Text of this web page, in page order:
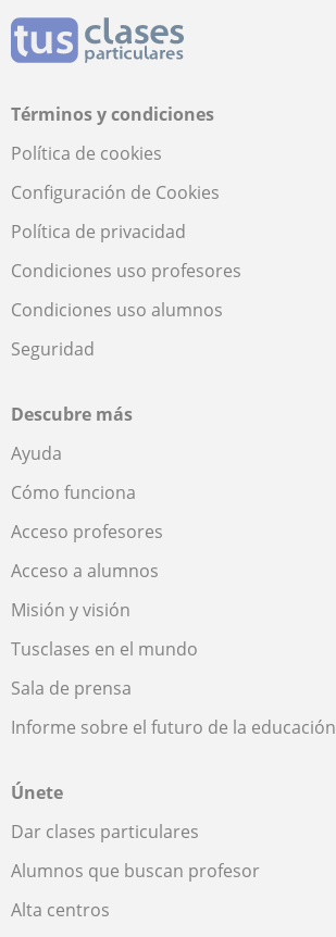
Términos y condiciones
Política de cookies
Configuración de Cookies
Política de privacidad
Condiciones uso profesores
Condiciones uso alumnos
Seguridad
Descubre más
Ayuda
Cómo funciona
Acceso profesores
Acceso a alumnos
Misión y visión
Tusclases en el mundo
Sala de prensa
Informe sobre el futuro de la educación
Únete
Dar clases particulares
Alumnos que buscan profesor
Alta centros